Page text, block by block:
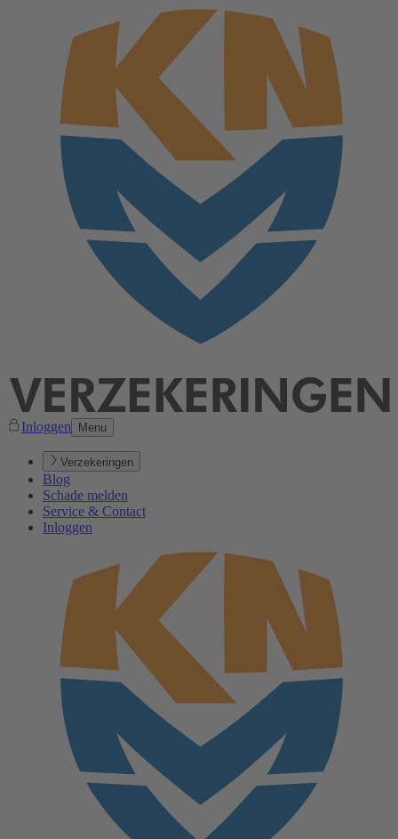
Inloggen Menu
Verzekeringen
Blog
Schade melden
Service & Contact
Inloggen